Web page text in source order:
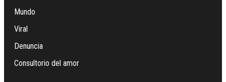
Mundo
Viral
Denuncia
Consultorio del amor